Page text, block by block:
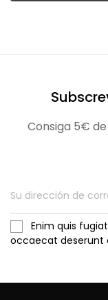
Consiga 5€
Enim quis
occaecat deserunt